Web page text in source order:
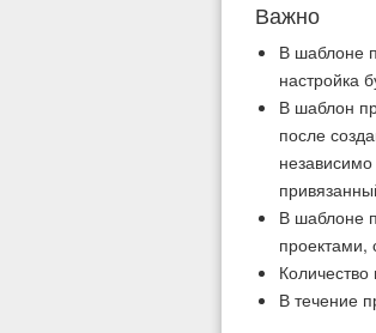
Важно
В шаблоне
настройка
В шаблон
после
В шаблоне
проектами,
В течение